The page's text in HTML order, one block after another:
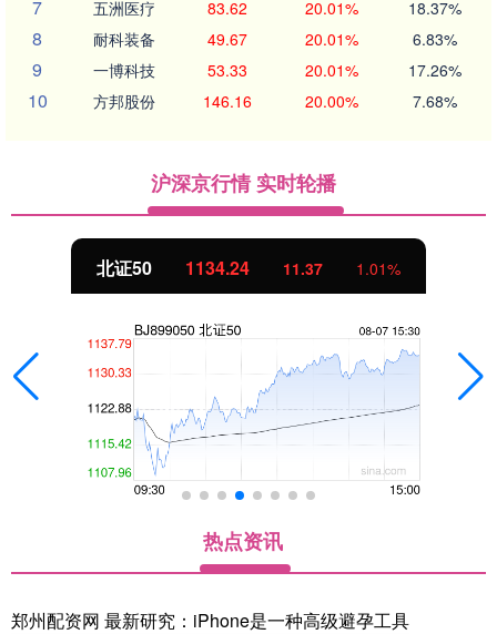
7 五洲医疗 83.62 20.01% 18.37%
8 耐科装备 49.67 20.01% 6.83%
9 一博科技 53.33 20.01% 17.26%
10 方邦股份 146.16 20.00% 7.68%
沪深京行情 实时轮播
北证50 1134.24 11.37 1.01%
热点资讯
郑州配资网 最新研究：iPhone是一种高级避孕工具